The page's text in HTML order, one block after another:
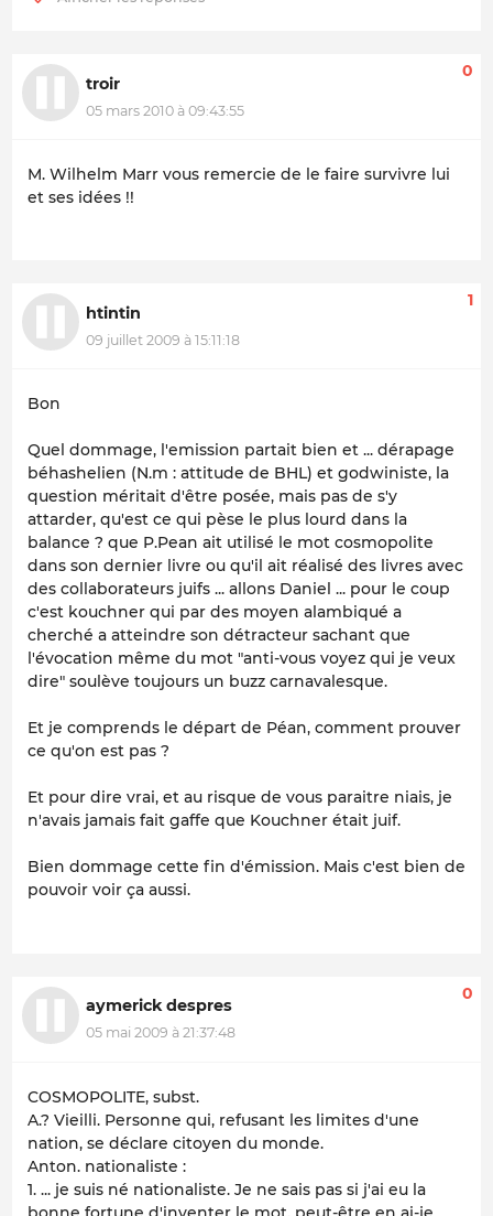
troir
05 mars 2010 à 09:43:55
0
M. Wilhelm Marr vous remercie de le faire survivre lui
et ses idées !!
htintin
09 juillet 2009 à 15:11:18
1
Bon
Quel dommage, l'emission partait bien et ... dérapage
béhashelien (N.m : attitude de BHL) et godwiniste, la
question méritait d'être posée, mais pas de s'y
attarder, qu'est ce qui pèse le plus lourd dans la
balance ? que P.Pean ait utilisé le mot cosmopolite
dans son dernier livre ou qu'il ait réalisé des livres avec
des collaborateurs juifs ... allons Daniel ... pour le coup
c'est kouchner qui par des moyen alambiqué a
cherché a atteindre son détracteur sachant que
l'évocation même du mot "anti-vous voyez qui je veux
dire" soulève toujours un buzz carnavalesque.
Et je comprends le départ de Péan, comment prouver
ce qu'on est pas ?
Et pour dire vrai, et au risque de vous paraitre niais, je
n'avais jamais fait gaffe que Kouchner était juif.
Bien dommage cette fin d'émission. Mais c'est bien de
pouvoir voir ça aussi.
aymerick despres
05 mai 2009 à 21:37:48
0
COSMOPOLITE, subst.
A.? Vieilli. Personne qui, refusant les limites d'une
nation, se déclare citoyen du monde.
Anton. nationaliste :
1. ... je suis né nationaliste. Je ne sais pas si j'ai eu la